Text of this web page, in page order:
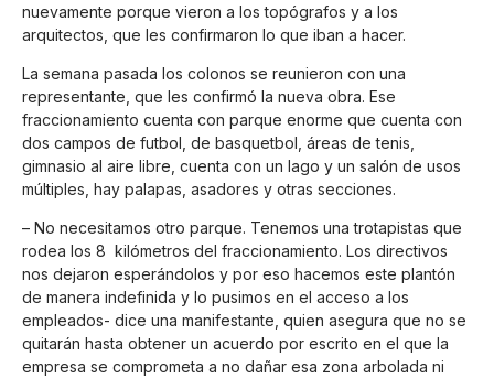
nuevamente porque vieron a los topógrafos y a los
arquitectos, que les confirmaron lo que iban a hacer.
La semana pasada los colonos se reunieron con una
representante, que les confirmó la nueva obra. Ese
fraccionamiento cuenta con parque enorme que cuenta con
dos campos de futbol, de basquetbol, áreas de tenis,
gimnasio al aire libre, cuenta con un lago y un salón de usos
múltiples, hay palapas, asadores y otras secciones.
– No necesitamos otro parque. Tenemos una trotapistas que
rodea los 8 kilómetros del fraccionamiento. Los directivos
nos dejaron esperándolos y por eso hacemos este plantón
de manera indefinida y lo pusimos en el acceso a los
empleados- dice una manifestante, quien asegura que no se
quitarán hasta obtener un acuerdo por escrito en el que la
empresa se comprometa a no dañar esa zona arbolada ni